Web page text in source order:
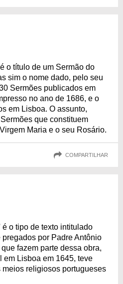
o título de um Sermão do
sim o nome dado, pelo seu
Sermões publicados em
no ano de 1686, e o
em Lisboa. O assunto,
que constituem
Maria e o seu Rosário.
COMPARTILHAR
o tipo de texto intitulado
por Padre Antônio
fazem parte dessa obra,
em Lisboa em 1645, teve
religiosos portugueses